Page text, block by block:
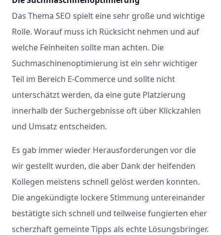
Das Thema SEO spielt eine sehr große und wichtige
Rolle. Worauf muss ich Rücksicht nehmen und auf
welche Feinheiten sollte man achten. Die
Suchmaschinenoptimierung ist ein sehr wichtiger
Teil im Bereich E-Commerce und sollte nicht
unterschätzt werden, da eine gute Platzierung
innerhalb der Suchergebnisse oft über Klickzahlen
und Umsatz entscheiden.
Es gab immer wieder Herausforderungen vor die
wir gestellt wurden, die aber Dank der helfenden
Kollegen meistens schnell gelöst werden konnten.
Die angekündigte lockere Stimmung untereinander
bestätigte sich schnell und teilweise fungierten eher
scherzhaft gemeinte Tipps als echte Lösungsbringer.